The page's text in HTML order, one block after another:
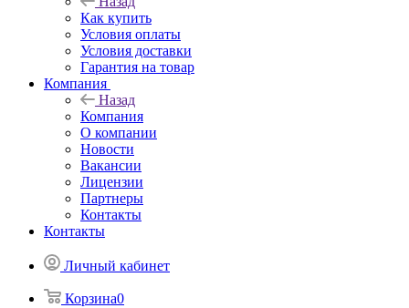
Как купить
Условия оплаты
Условия доставки
Гарантия на товар
Компания
Назад
Компания
О компании
Новости
Вакансии
Лицензии
Партнеры
Контакты
Контакты
Личный кабинет
Корзина0